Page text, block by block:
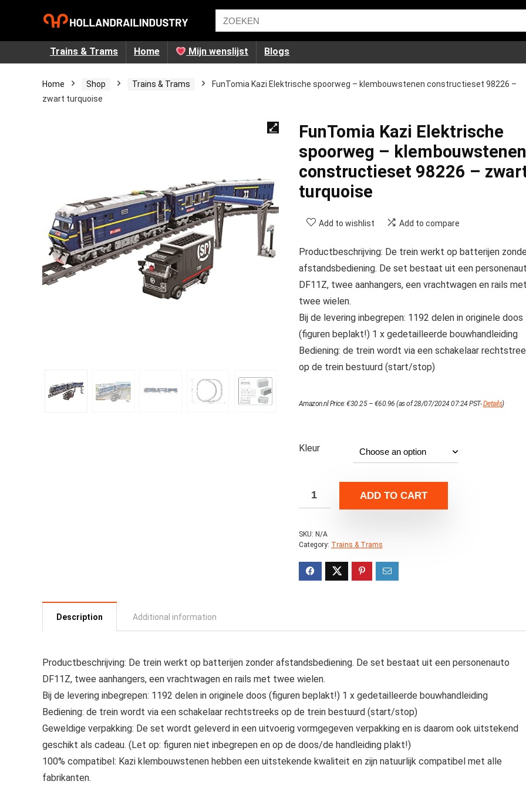
Trains & Trams Home Mijn wenslijst Blogs
Home Shop Trains & Trams
FunTomia Kazi Elektrische spoorweg – klembouwstenen constructieset 98226 –
zwart turquoise
FunTomia Kazi Elektrische
spoorweg – klembouwstenen
constructieset 98226 –
turquoise
Add to wishlist Add to compare
Productbeschrijving: De trein werkt op batterijen
afstandsbediening. De set bestaat uit een
DF11Z, twee aanhangers, een vrachtwagen en rails met
twee wielen.
Bij de levering inbegrepen: 1192 delen in originele doos
(figuren beplakt!) 1 x gedetailleerde bouwhandleiding
Bediening: de trein wordt via een schakelaar
op de trein bestuurd (start/stop)
Amazon.nl Price:€30.25 – €60.96range:
(as of 28/07/2024 07:24 PST-Details)
Kleur
ADD TO CART
SKU: N/A
Category: Trains & Trams
Description Additional information
Productbeschrijving: De trein werkt op batterijen zonder afstandsbediening. De set bestaat uit een personenauto
DF11Z, twee aanhangers, een vrachtwagen en rails met twee wielen.
Bij de levering inbegrepen: 1192 delen in originele doos (figuren beplakt!) 1 x gedetailleerde bouwhandleiding
Bediening: de trein wordt via een schakelaar rechtstreeks op de trein bestuurd (start/stop)
Geweldige verpakking: De set wordt geleverd in een uitvoerig vormgegeven verpakking en is daarom ook uitstekend
geschikt als cadeau. (Let op: figuren niet inbegrepen en op de doos/de handleiding plakt!)
100% compatibel: Kazi klembouwstenen hebben een uitstekende kwaliteit en zijn natuurlijk compatibel met alle
fabrikanten.